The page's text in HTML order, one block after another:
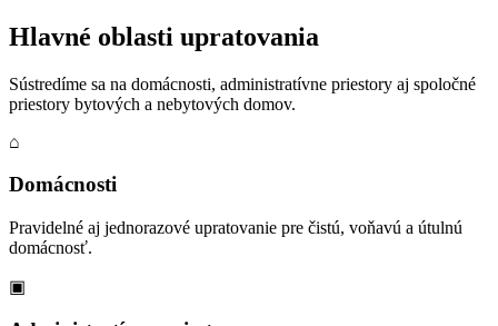
Hlavné oblasti upratovania
Sústredíme sa na domácnosti, administratívne priestory aj spoločné
priestory bytových a nebytových domov.
⌂
Domácnosti
Pravidelné aj jednorazové upratovanie pre čistú, voňavú a útulnú
domácnosť.
▣